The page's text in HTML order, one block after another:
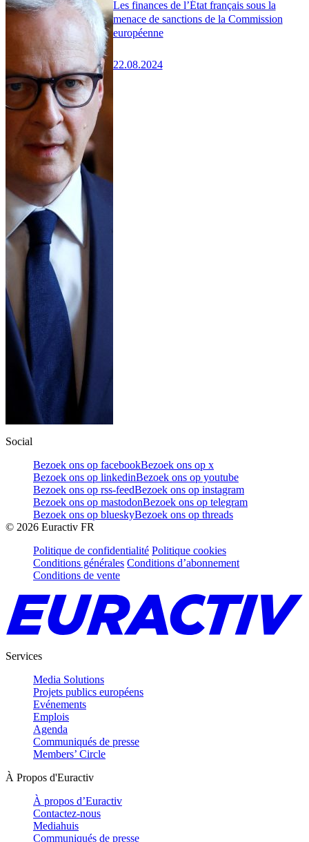
Les finances de l’État français sous la
menace de sanctions de la Commission
européenne
22.08.2024
Social
Bezoek ons op facebookBezoek ons op x
Bezoek ons op linkedinBezoek ons op youtube
Bezoek ons op rss-feedBezoek ons op instagram
Bezoek ons op mastodonBezoek ons op telegram
Bezoek ons op blueskyBezoek ons op threads
© 2026 Euractiv FR
Politique de confidentialité Politique cookies
Conditions générales Conditions d’abonnement
Conditions de vente
Services
Media Solutions
Projets publics européens
Evénements
Emplois
Agenda
Communiqués de presse
Members’ Circle
À Propos d'Euractiv
À propos d’Euractiv
Contactez-nous
Mediahuis
Communiqués de presse